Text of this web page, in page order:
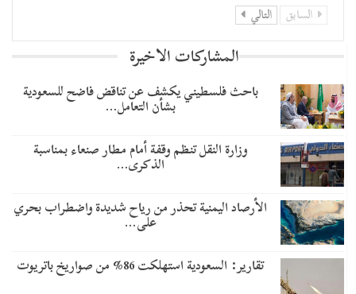
السابق التالي
المشاركات الاخيرة
باحث فلسطيني يكشف عن تناقض فاضح للسعودية
بشأن التعامل…
وزارة النقل تنظم وقفة أمام مطار صنعاء بمناسبة
الذكرى…
الأرصاد اليمنية تحذر من رياح شديدة واضطراب بحري
على…
تقارير: السعودية استهلكت 86% من صواريخ باتريوت